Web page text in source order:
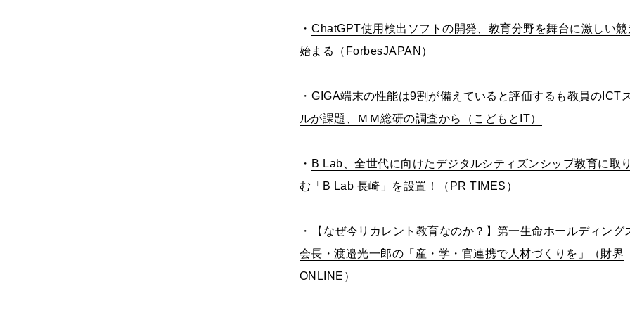
・ChatGPT使用検出ソフトの開発、教育分野を舞台に激しい競
始まる（ ForbesJAPAN ）
・GIGA端末の性能は9割が備えていると評価するも教員の ICT
ルが課題、ＭＭ総研の調査から（こどもと IT）
・ B Lab 、全世代に向けたデジタルシティズンシップ教育に取
む「 B Lab 長崎」を設置！（ PR TIMES ）
・
【なぜ今リカレント教育なのか？】第一生命ホールディング
会長・渡邉光一郎の「産・学・官連携で人材づくりを」（財界
ONLINE ）